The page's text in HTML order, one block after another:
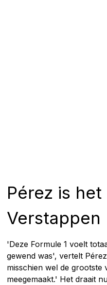
Pérez is
Verstappen
'Deze Formule 1 voelt
gewend was', vertelt
misschien wel de grootste
meegemaakt.' Het draait